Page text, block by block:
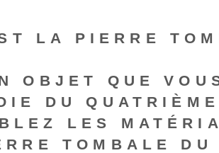
LA PIERRE
OBJET QUE
DU
LES
TOMBALE DU